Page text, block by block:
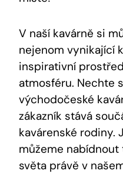
V naší kavárně si
nejenom vynikající
inspirativní
atmosféru. Nechte
východočeské
zákazník stává
kavárenské rodiny.
můžeme
světa právě v